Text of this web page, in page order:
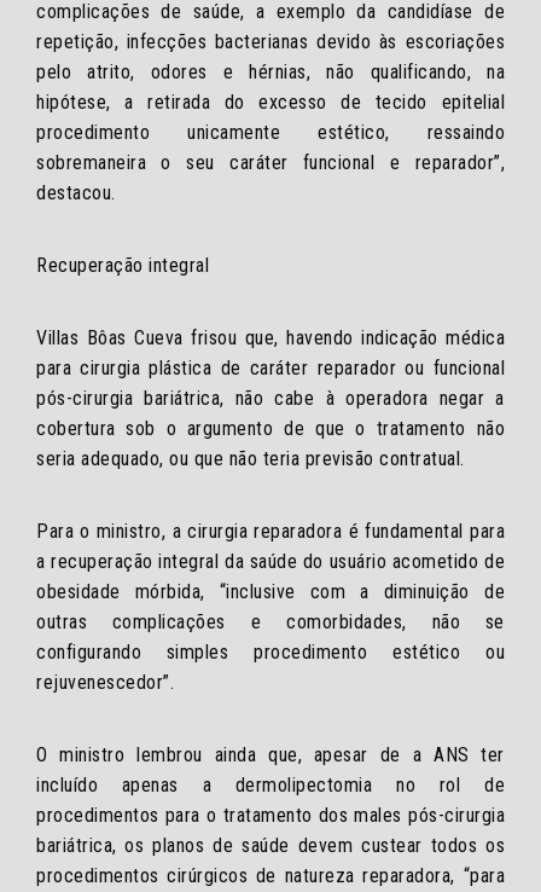
complicações de saúde, a exemplo da candidíase de
repetição, infecções bacterianas devido às escoriações
pelo atrito, odores e hérnias, não qualificando, na
hipótese, a retirada do excesso de tecido epitelial
procedimento unicamente estético, ressaindo
sobremaneira o seu caráter funcional e reparador”,
destacou.
Recuperação integral
Villas Bôas Cueva frisou que, havendo indicação médica
para cirurgia plástica de caráter reparador ou funcional
pós-cirurgia bariátrica, não cabe à operadora negar a
cobertura sob o argumento de que o tratamento não
seria adequado, ou que não teria previsão contratual.
Para o ministro, a cirurgia reparadora é fundamental para
a recuperação integral da saúde do usuário acometido de
obesidade mórbida, “inclusive com a diminuição de
outras complicações e comorbidades, não se
configurando simples procedimento estético ou
rejuvenescedor”.
O ministro lembrou ainda que, apesar de a ANS ter
incluído apenas a dermolipectomia no rol de
procedimentos para o tratamento dos males pós-cirurgia
bariátrica, os planos de saúde devem custear todos os
procedimentos cirúrgicos de natureza reparadora, “para